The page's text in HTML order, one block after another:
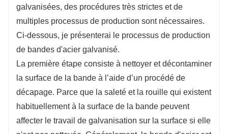
galvanisées, des procédures très strictes et de
multiples processus de production sont nécessaires.
Ci-dessous, je présenterai le processus de production
de bandes d'acier galvanisé.
La première étape consiste à nettoyer et décontaminer
la surface de la bande à l’aide d’un procédé de
décapage. Parce que la saleté et la rouille qui existent
habituellement à la surface de la bande peuvent
affecter le travail de galvanisation sur la surface si elle